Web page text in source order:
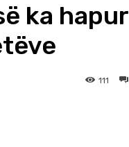
ka hapur
111